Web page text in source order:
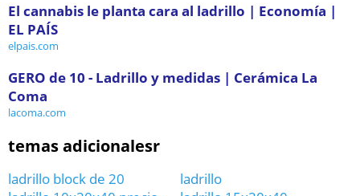
El cannabis le planta cara al ladrillo | Economía |
EL PAÍS
elpais.com
GERO de 10 - Ladrillo y medidas | Cerámica La
Coma
lacoma.com
temas adicionalesr
ladrillo block de 20
ladrillo